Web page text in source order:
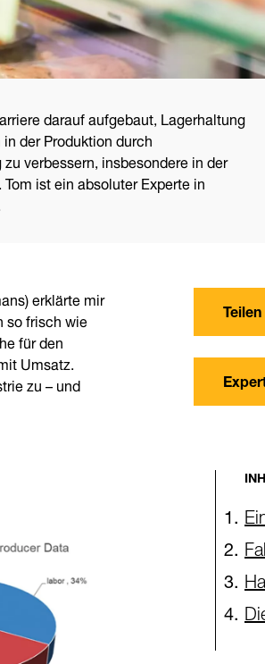
darauf aufgebaut, Lagerhaltung
der Produktion durch
verbessern, insbesondere in der
ist ein absoluter Experte in
Teilen
erklärte mir
so frisch wie
für den
Umsatz.
zu – und